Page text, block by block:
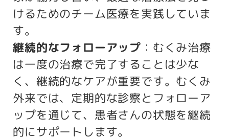
けるためのチーム医療を実践していま
す。
継続的なフォローアップ ：むくみ治療
は一度の治療で完了することは少な
く、継続的なケアが重要です。むくみ
外来では、定期的な診察とフォローア
ップを通じて、患者さんの状態を継続
的にサポートします。